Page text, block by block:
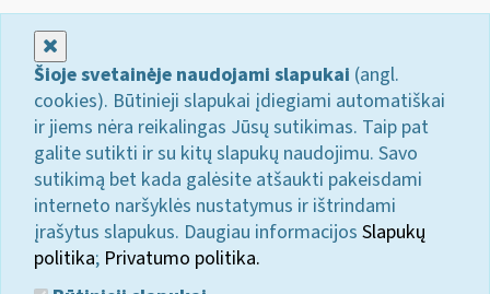
Šioje svetainėje naudojami slapukai (angl.
cookies). Būtinieji slapukai įdiegiami automatiškai
ir jiems nėra reikalingas Jūsų sutikimas. Taip pat
galite sutikti ir su kitų slapukų naudojimu. Savo
sutikimą bet kada galėsite atšaukti pakeisdami
interneto naršyklės nustatymus ir ištrindami
įrašytus slapukus. Daugiau informacijos Slapukų
politika; Privatumo politika.